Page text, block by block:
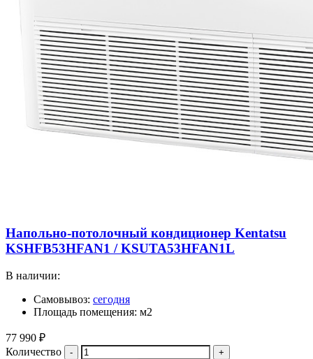
Напольно-потолочный кондиционер Kentatsu
KSHFB53HFAN1 / KSUTA53HFAN1L
В наличии:
Самовывоз: сегодня
Площадь помещения: м2
77 990 ₽
Количество